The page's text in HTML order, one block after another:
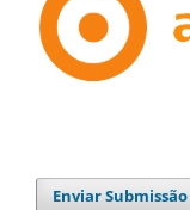
Enviar Submissão